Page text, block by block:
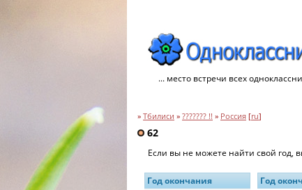
... место встречи всех
» Тбилиси » ??????? !! » Россия [ru]
62
Если вы не можете найти свой год,
Год окончания Год